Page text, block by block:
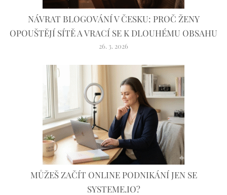
NÁVRAT BLOGOVÁNÍ V ČESKU: PROČ ŽENY
OPOUŠTĚJÍ SÍTĚ A VRACÍ SE K DLOUHÉMU OBSAHU
26. 3. 2026
MŮŽEŠ ZAČÍT ONLINE PODNIKÁNÍ JEN SE
SYSTEME.IO?